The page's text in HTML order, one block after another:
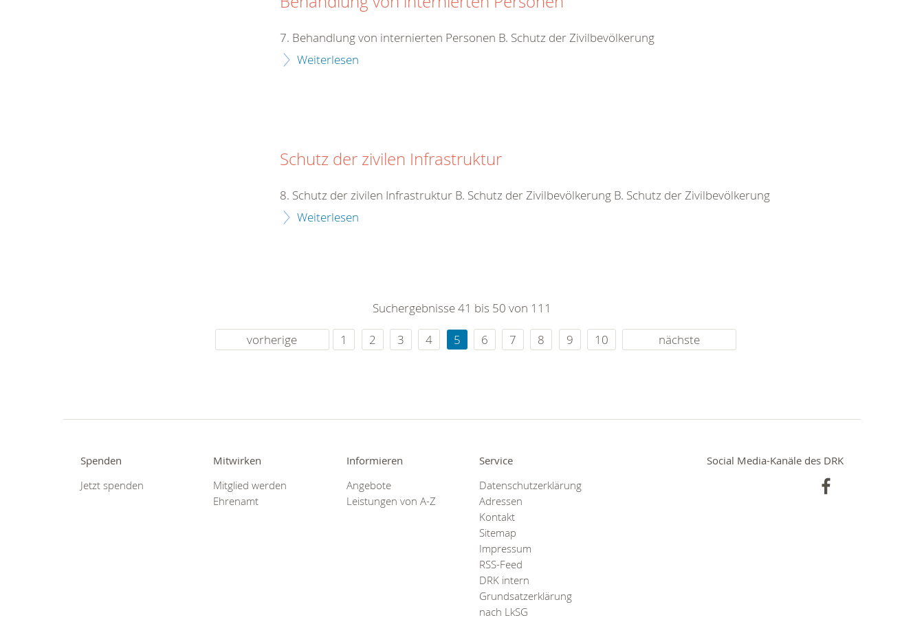
7. Behandlung von internierten Personen B. Schutz der Zivilbevölkerung
Weiterlesen
Schutz der zivilen Infrastruktur
8. Schutz der zivilen Infrastruktur B. Schutz der Zivilbevölkerung B. Schutz der Zivilbevölkerung
Weiterlesen
Suchergebnisse 41 bis 50 von 111
vorherige
1 2 3 4 5 6 7 8 9 10 nächste
Spenden
Jetzt spenden
Mitwirken
Mitglied werden
Ehrenamt
Informieren
Angebote
Leistungen von A-Z
Service
Datenschutzerklärung
Adressen
Kontakt
Sitemap
Impressum
RSS-Feed
DRK intern
Grundsatzerklärung
nach LkSG
Social Media-Kanäle des DRK